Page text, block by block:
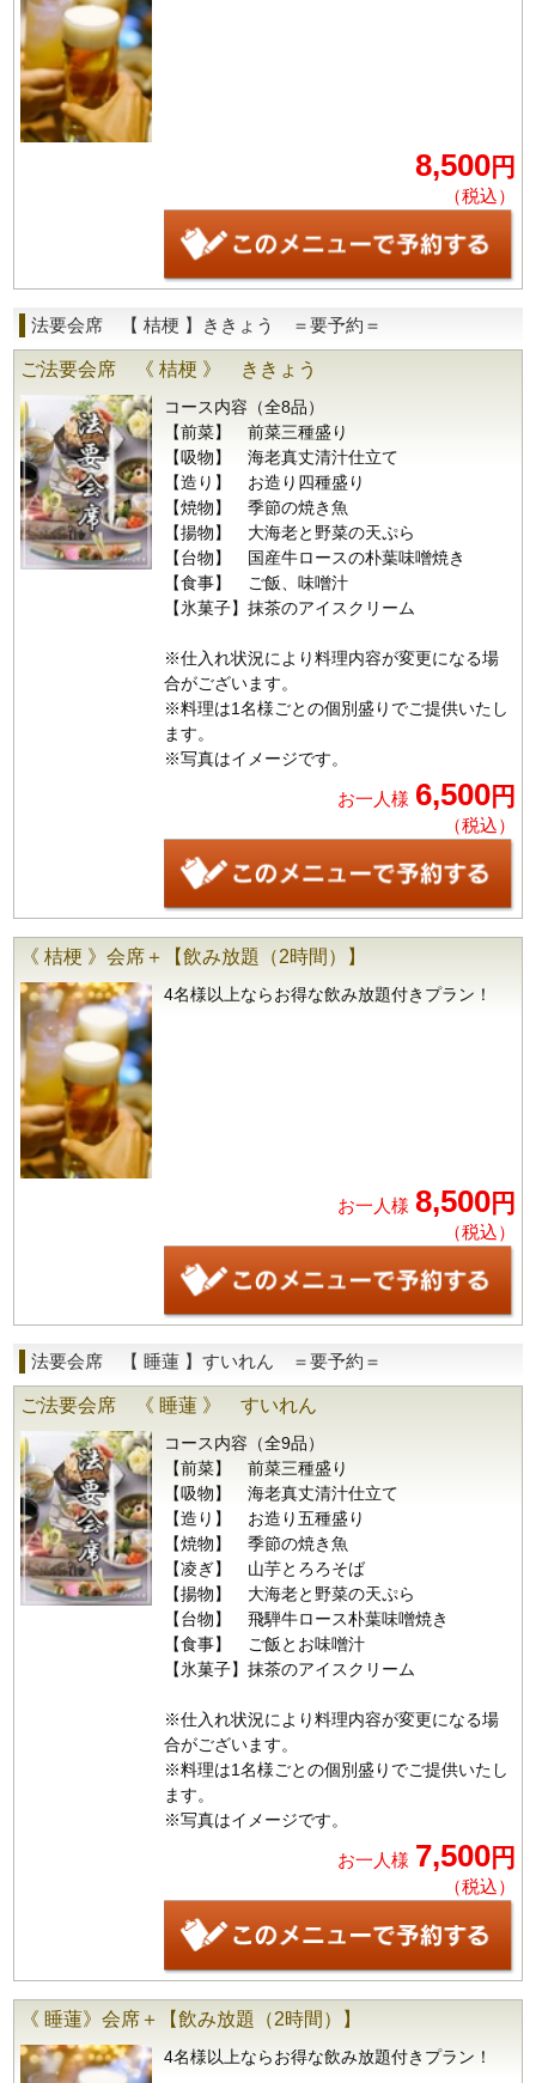
8,500円
（税込）
法要会席 【 桔梗 】ききょう ＝要予約＝
ご法要会席 《 桔梗 》 ききょう
コース内容（全8品）
【前菜】 前菜三種盛り
【吸物】 海老真丈清汁仕立て
【造り】 お造り四種盛り
【焼物】 季節の焼き魚
【揚物】 大海老と野菜の天ぷら
【台物】 国産牛ロースの朴葉味噌焼き
【食事】 ご飯、味噌汁
【氷菓子】抹茶のアイスクリーム
※仕入れ状況により料理内容が変更になる場
合がございます。
※料理は1名様ごとの個別盛りでご提供いたし
ます。
※写真はイメージです。
お一人様 6,500円
（税込）
《 桔梗 》会席＋【飲み放題（2時間）】
4名様以上ならお得な飲み放題付きプラン！
お一人様 8,500円
（税込）
法要会席 【 睡蓮 】すいれん ＝要予約＝
ご法要会席 《 睡蓮 》 すいれん
コース内容（全9品）
【前菜】 前菜三種盛り
【吸物】 海老真丈清汁仕立て
【造り】 お造り五種盛り
【焼物】 季節の焼き魚
【凌ぎ】 山芋とろろそば
【揚物】 大海老と野菜の天ぷら
【台物】 飛騨牛ロース朴葉味噌焼き
【食事】 ご飯とお味噌汁
【氷菓子】抹茶のアイスクリーム
※仕入れ状況により料理内容が変更になる場
合がございます。
※料理は1名様ごとの個別盛りでご提供いたし
ます。
※写真はイメージです。
お一人様 7,500円
（税込）
《 睡蓮》会席＋【飲み放題（2時間）】
4名様以上ならお得な飲み放題付きプラン！